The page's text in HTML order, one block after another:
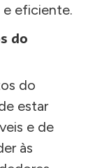
e eficiente.
do
do
estar
e de
às